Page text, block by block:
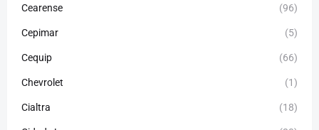
Cearense (96)
Cepimar (5)
Cequip (66)
Chevrolet (1)
Cialtra (18)